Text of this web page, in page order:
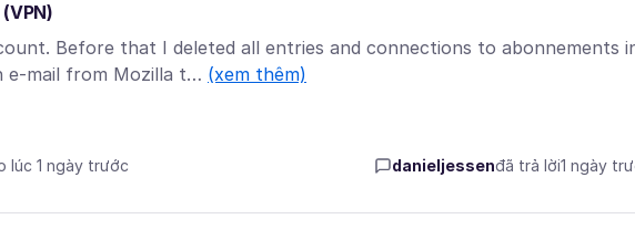
Before that I deleted all entries and connections to abonnements
e-mail from Mozilla t… (xem thêm)
lúc 1 ngày trước danieljessenđã trả lời1 ngày